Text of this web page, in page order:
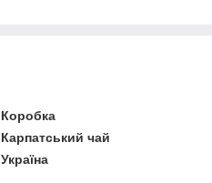
Коробка
Карпатський чай
Україна